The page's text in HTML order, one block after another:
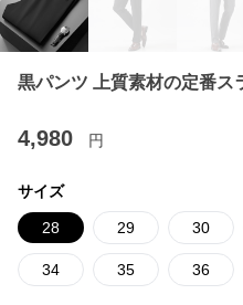
黒パンツ 上質素材の定番ス
4,980 円
サイズ
28 29 30
34 35 36